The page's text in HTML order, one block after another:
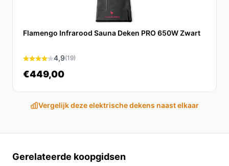
vergelijking met veel andere modellen.
Conclusie
onderdeken uitstekende functionaliteit en comfort voor
koppels. Met zijn veelzijdige warmtestanden en veilige
besteelektrischedeken.nl. Kies bewust wat perfect
Flamengo Infrarood Sauna Deken PRO 650W Zwart
4,9(19)
€449,00
Vergelijk deze elektrische dekens naast elkaar
Gerelateerde koopgidsen